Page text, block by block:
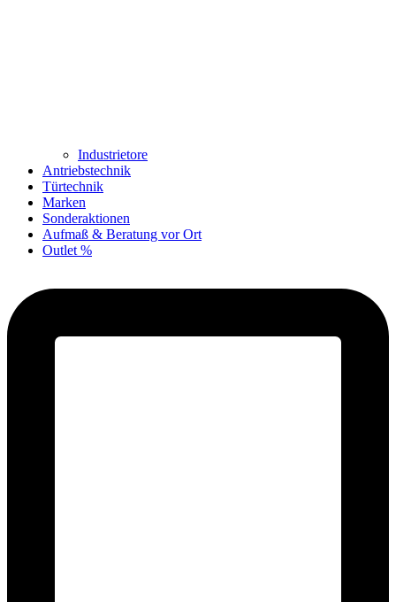
Industrietore
Antriebstechnik
Türtechnik
Marken
Sonderaktionen
Aufmaß & Beratung vor Ort
Outlet %